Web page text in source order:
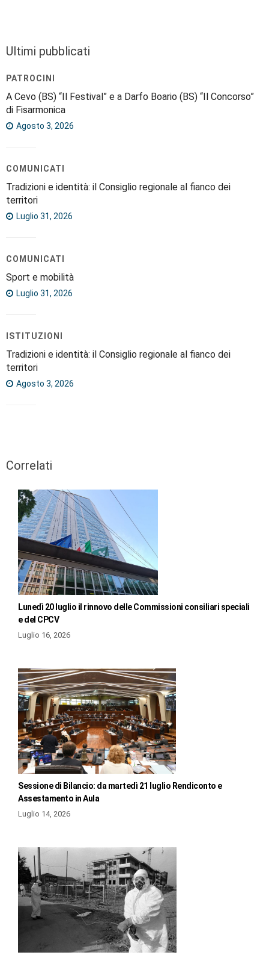
Ultimi pubblicati
PATROCINI
A Cevo (BS) “Il Festival” e a Darfo Boario (BS) “Il Concorso”
di Fisarmonica
Agosto 3, 2026
COMUNICATI
Tradizioni e identità: il Consiglio regionale al fianco dei
territori
Luglio 31, 2026
COMUNICATI
Sport e mobilità
Luglio 31, 2026
ISTITUZIONI
Tradizioni e identità: il Consiglio regionale al fianco dei
territori
Agosto 3, 2026
Correlati
Lunedì 20 luglio il rinnovo delle Commissioni consiliari speciali
e del CPCV
Luglio 16, 2026
Sessione di Bilancio: da martedì 21 luglio Rendiconto e
Assestamento in Aula
Luglio 14, 2026